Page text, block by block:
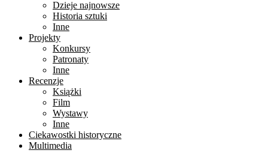
Dzieje najnowsze
Historia sztuki
Inne
Projekty
Konkursy
Patronaty
Inne
Recenzje
Książki
Film
Wystawy
Inne
Ciekawostki historyczne
Multimedia